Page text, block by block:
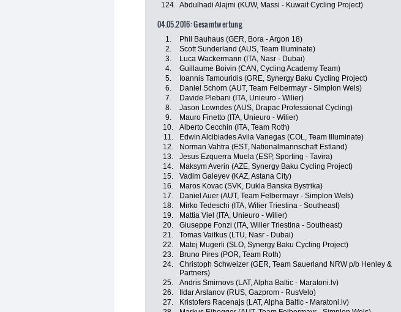
124. Abdulhadi Alajmi (KUW, Massi - Kuwait Cycling Project)
04.05.2016: Gesamtwertung
1. Phil Bauhaus (GER, Bora - Argon 18)
2.
Scott Sunderland (AUS, Team Illuminate)
3.
Luca Wackermann (ITA, Nasr - Dubai)
4.
Guillaume Boivin (CAN, Cycling Academy Team)
5.
Ioannis Tamouridis (GRE, Synergy Baku Cycling Project)
6.
Daniel Schorn (AUT, Team Felbermayr - Simplon Wels)
7.
Davide Plebani (ITA, Unieuro - Wilier)
8.
Jason Lowndes (AUS, Drapac Professional Cycling)
9.
Mauro Finetto (ITA, Unieuro - Wilier)
10.
Alberto Cecchin (ITA, Team Roth)
11.
Edwin Alcibiades Avila Vanegas (COL, Team Illuminate)
12.
Norman Vahtra (EST, Nationalmannschaft Estland)
13.
Jesus Ezquerra Muela (ESP, Sporting - Tavira)
14.
Maksym Averin (AZE, Synergy Baku Cycling Project)
15.
Vadim Galeyev (KAZ, Astana City)
16.
Maros Kovac (SVK, Dukla Banska Bystrika)
17.
Daniel Auer (AUT, Team Felbermayr - Simplon Wels)
18.
Mirko Tedeschi (ITA, Wilier Triestina - Southeast)
19.
Mattia Viel (ITA, Unieuro - Wilier)
20.
Giuseppe Fonzi (ITA, Wilier Triestina - Southeast)
21.
Tomas Vaitkus (LTU, Nasr - Dubai)
22.
Matej Mugerli (SLO, Synergy Baku Cycling Project)
23.
Bruno Pires (POR, Team Roth)
24.
Christoph Schweizer (GER, Team Sauerland NRW p/b Henley &
Partners)
25. Andris Smirnovs (LAT, Alpha Baltic - Maratoni.lv)
26.
Ildar Arslanov (RUS, Gazprom - RusVelo)
27.
Kristofers Racenajs (LAT, Alpha Baltic - Maratoni.lv)